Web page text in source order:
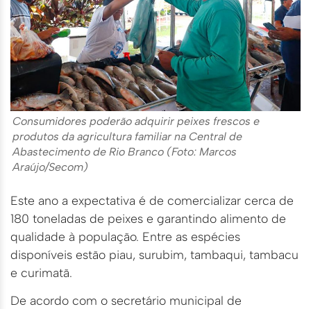
Consumidores poderão adquirir peixes frescos e
produtos da agricultura familiar na Central de
Abastecimento de Rio Branco (Foto: Marcos
Araújo/Secom)
Este ano a expectativa é de comercializar cerca de
180 toneladas de peixes e garantindo alimento de
qualidade à população. Entre as espécies
disponíveis estão piau, surubim, tambaqui, tambacu
e curimatã.
De acordo com o secretário municipal de